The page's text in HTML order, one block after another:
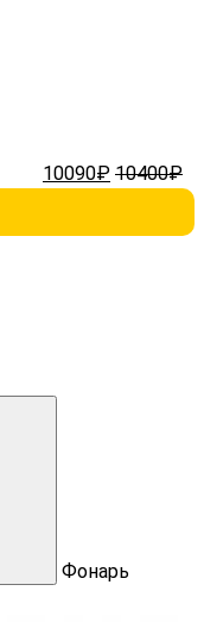
10090₽ 10400₽
Фонарь